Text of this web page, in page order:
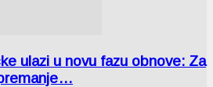
ulazi u novu fazu obnove: Za